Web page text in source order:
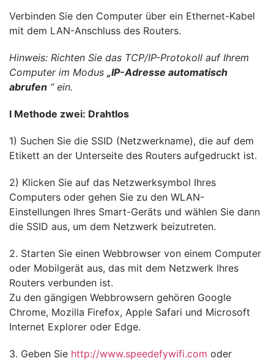
Verbinden Sie den Computer über ein Ethernet-Kabel
mit dem LAN-Anschluss des Routers.
Hinweis: Richten Sie das TCP/IP-Protokoll auf Ihrem
Computer im Modus „IP-Adresse automatisch
abrufen “ ein.
l Methode zwei: Drahtlos
1) Suchen Sie die SSID (Netzwerkname), die auf dem
Etikett an der Unterseite des Routers aufgedruckt ist.
2) Klicken Sie auf das Netzwerksymbol Ihres
Computers oder gehen Sie zu den WLAN-
Einstellungen Ihres Smart-Geräts und wählen Sie dann
die SSID aus, um dem Netzwerk beizutreten.
2. Starten Sie einen Webbrowser von einem Computer
oder Mobilgerät aus, das mit dem Netzwerk Ihres
Routers verbunden ist.
Zu den gängigen Webbrowsern gehören Google
Chrome, Mozilla Firefox, Apple Safari und Microsoft
Internet Explorer oder Edge.
3. Geben Sie http://www.speedefywifi.com oder